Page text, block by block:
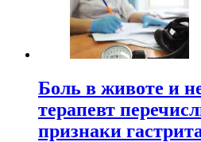
Боль в животе и
терапевт
признаки